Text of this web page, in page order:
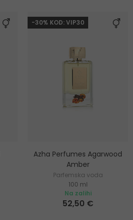
-30% KOD: VIP30
Azha Perfumes Agarwood
Amber
Parfemska voda
100 ml
Na zalihi
52,50 €